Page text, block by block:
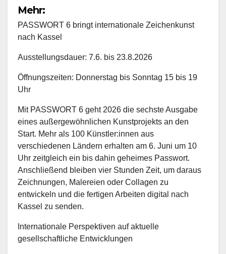
Mehr:
PASSWORT 6 bringt internationale Zeichenkunst
nach Kassel
Ausstellungsdauer: 7.6. bis 23.8.2026
Öffnungszeiten: Donnerstag bis Sonntag 15 bis 19
Uhr
Mit PASSWORT 6 geht 2026 die sechste Ausgabe
eines außergewöhnlichen Kunstprojekts an den
Start. Mehr als 100 Künstler:innen aus
verschiedenen Ländern erhalten am 6. Juni um 10
Uhr zeitgleich ein bis dahin geheimes Passwort.
Anschließend bleiben vier Stunden Zeit, um daraus
Zeichnungen, Malereien oder Collagen zu
entwickeln und die fertigen Arbeiten digital nach
Kassel zu senden.
Internationale Perspektiven auf aktuelle
gesellschaftliche Entwicklungen